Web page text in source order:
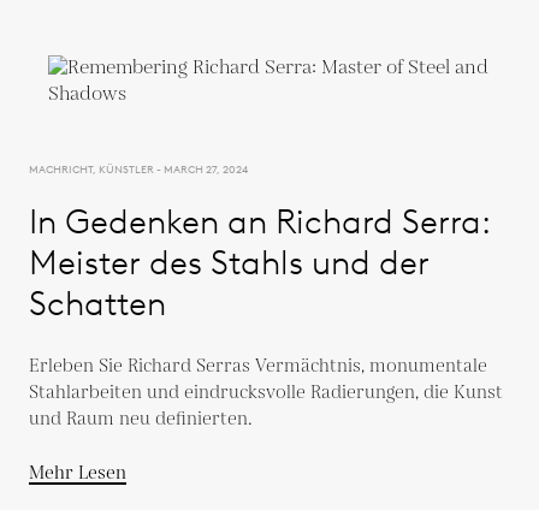
MACHRICHT, KÜNSTLER - MARCH 27, 2024
In Gedenken an Richard Serra:
Meister des Stahls und der
Schatten
Erleben Sie Richard Serras Vermächtnis, monumentale
Stahlarbeiten und eindrucksvolle Radierungen, die Kunst
und Raum neu definierten.
Mehr Lesen